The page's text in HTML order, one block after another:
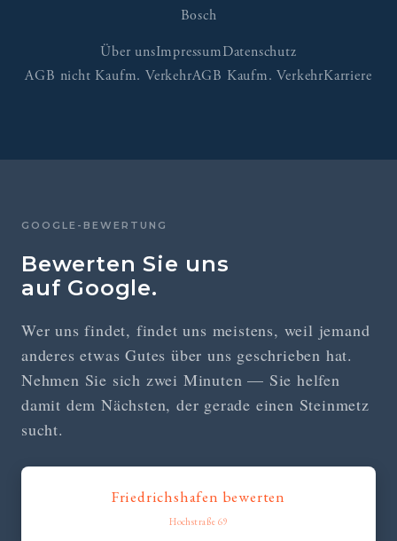
Bosch
Über unsImpressumDatenschutz
AGB nicht Kaufm. VerkehrAGB Kaufm. VerkehrKarriere
GOOGLE-BEWERTUNG
Bewerten Sie uns
auf Google.
Wer uns findet, findet uns meistens, weil jemand
anderes etwas Gutes über uns geschrieben hat.
Nehmen Sie sich zwei Minuten — Sie helfen
damit dem Nächsten, der gerade einen Steinmetz
sucht.
Friedrichshafen bewerten
Hochstraße 69